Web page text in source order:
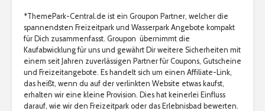
*ThemePark-Central.de ist ein Groupon Partner, welcher die
spannendsten Freizeitpark und Wasserpark Angebote kompakt
für Dich zusammenfasst. Groupon übernimmt die
Kaufabwicklung für uns und gewährt Dir weitere Sicherheiten mit
einem seit Jahren zuverlässigen Partner für Coupons, Gutscheine
und Freizeitangebote. Es handelt sich um einen Affiliate-Link,
das heißt, wenn du auf der verlinkten Website etwas kaufst,
erhalten wir eine kleine Provision. Dies hat keinerlei Einfluss
darauf, wie wir den Freizeitpark oder das Erlebnisbad bewerten.